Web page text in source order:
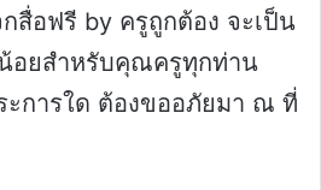
สื่อฟรี by ครูถูกต้อง จะเป็น
อยสำหรับคุณครูทุกท่าน
การใด ต้องขออภัยมา ณ ที่